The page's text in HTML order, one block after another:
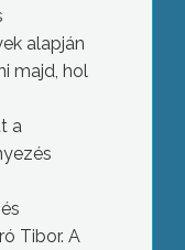
alapján
majd, hol
a
Tibor. A